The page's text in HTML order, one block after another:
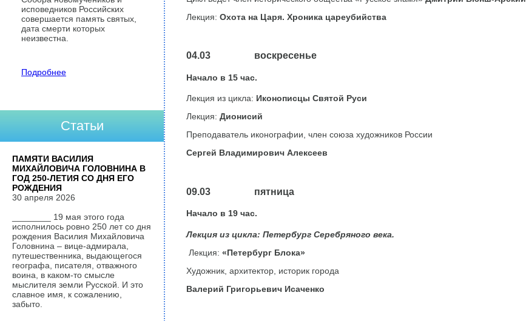
Лекция: Охота на Царя. Хроника цареубийства
04.03 воскресенье
Начало в 15час.
Лекция из цикла: Иконописцы Святой Руси
Лекция: Дионисий
Преподаватель иконографии, член союза художников России
Сергей Владимирович Алексеев
09.03 пятница
Начало в 19час.
Лекция из цикла: Петербург Серебряного века.
Лекция: «Петербург Блока»
Художник, архитектор, историк города
Валерий Григорьевич Исаченко
исповедников Российских
совершается память святых,
дата смерти которых
неизвестна.
Подробнее
Статьи
ПАМЯТИ ВАСИЛИЯ
МИХАЙЛОВИЧА ГОЛОВНИНА В
ГОД 250-ЛЕТИЯ СО ДНЯ ЕГО
РОЖДЕНИЯ
30 апреля 2026
________ 19 мая этого года
исполнилось ровно 250 лет со дня
рождения Василия Михайловича
Головнина – вице-адмирала,
путешественника, выдающегося
географа, писателя, отважного
воина, в каком-то смысле
мыслителя земли Русской. И это
славное имя, к сожалению,
забыто.